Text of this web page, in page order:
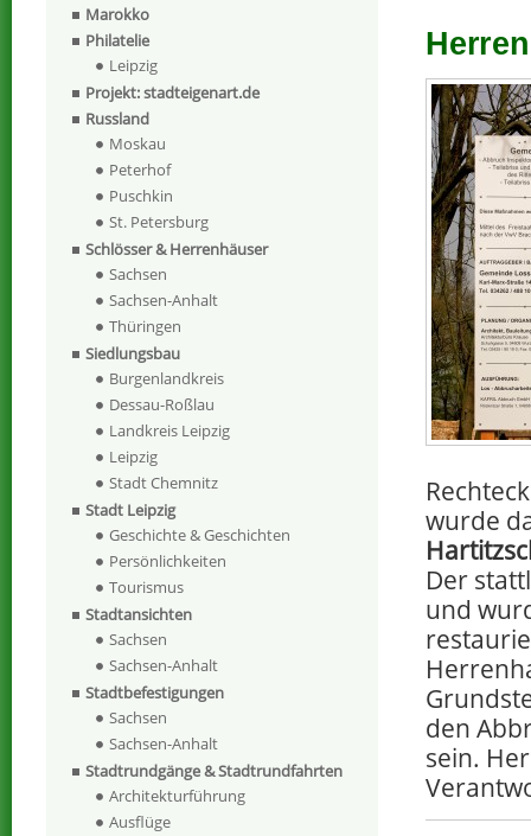
wurde
Der
und
den
sein.
Marokko
Philatelie
Leipzig
Projekt: stadteigenart.de
Russland
Moskau
Peterhof
Puschkin
St. Petersburg
Schlösser & Herrenhäuser
Sachsen
Sachsen-Anhalt
Thüringen
Siedlungsbau
Burgenlandkreis
Dessau-Roßlau
Landkreis Leipzig
Leipzig
Stadt Chemnitz
Stadt Leipzig
Geschichte & Geschichten
Persönlichkeiten
Tourismus
Stadtansichten
Sachsen
Sachsen-Anhalt
Stadtbefestigungen
Sachsen
Sachsen-Anhalt
Stadtrundgänge & Stadtrundfahrten
Architekturführung
Ausflüge